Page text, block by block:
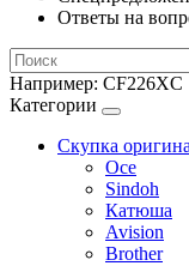
Ответы на
Например: CF226XC
Категории
Скупка
Oce
Sindoh
Катюша
Avision
Brother